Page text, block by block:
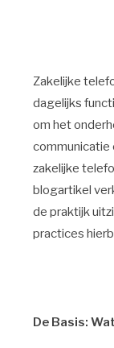
Zakelijke
dagelijks
om het
communicatie
zakelijke
blogartikel
de praktijk
practices
De Basis: